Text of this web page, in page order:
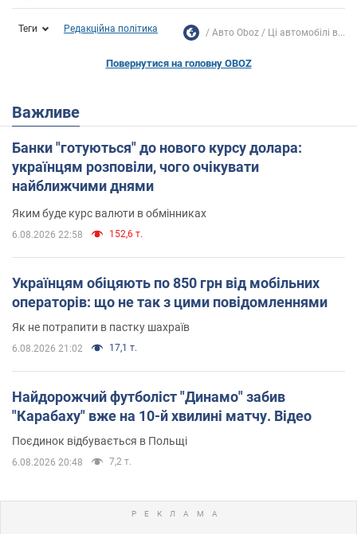
Теги Редакційна політика Авто Oboz Ці автомобілі в...
Повернутися на головну OBOZ
Важливе
Банки "готуються" до нового курсу долара:
українцям розповіли, чого очікувати
найближчими днями
Яким буде курс валюти в обмінниках
6.08.2026 22:58 152,6 т.
Українцям обіцяють по 850 грн від мобільних
операторів: що не так з цими повідомленнями
Як не потрапити в пастку шахраїв
6.08.2026 21:02 17,1 т.
Найдорожчий футболіст "Динамо" забив
"Карабаху" вже на 10-й хвилині матчу. Відео
Поєдинок відбувається в Польщі
6.08.2026 20:48 7,2 т.